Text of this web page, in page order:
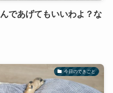
であげてもいいわよ？な
今日のできごと